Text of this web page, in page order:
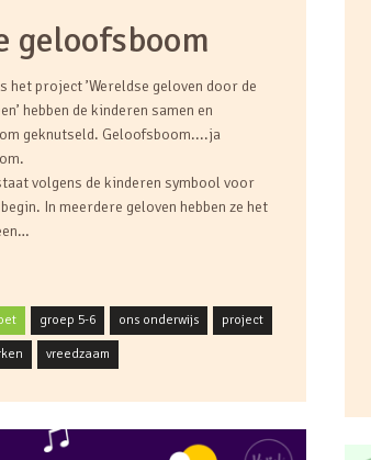
geloofsboom
het project ’Wereldse geloven door de
hebben de kinderen samen en
geknutseld. Geloofsboom....ja
volgens de kinderen symbool voor
In meerdere geloven hebben ze het
groep 5-6 ons onderwijs project
vreedzaam